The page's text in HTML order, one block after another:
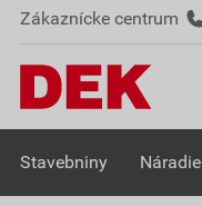
Zákaznícke centrum
Stavebniny Náradie